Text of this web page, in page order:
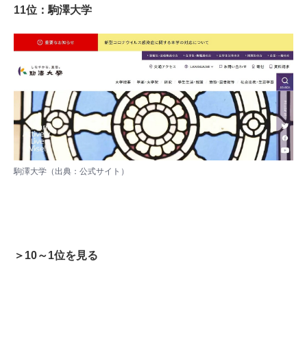
11位：駒澤大学
駒澤大学（出典： 公式サイト ）
＞10～1位を見る